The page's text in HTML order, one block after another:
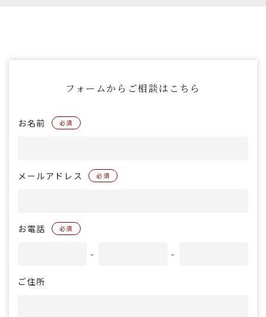
フォームからご相談はこちら
お名前 必須
メールアドレス 必須
お電話 必須
- -
ご住所